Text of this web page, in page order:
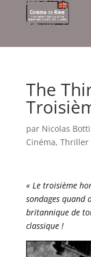
The
par Nicolas Botti
Cinéma, Thriller
« Le troisième
sondages
britannique de
classique !